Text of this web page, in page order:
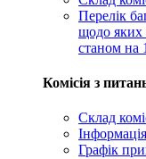
Перелік
щодо яких
станом на
Комісія з
Склад
Графік